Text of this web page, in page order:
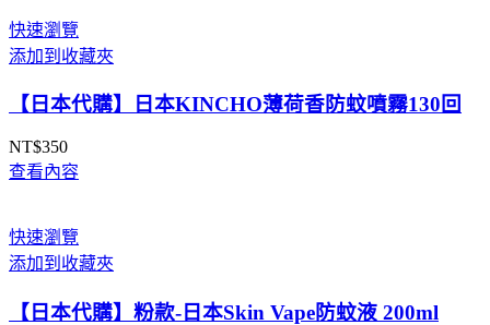
快速瀏覽
添加到收藏夾
【日本代購】日本KINCHO薄荷香防蚊噴霧130回
NT$350
查看內容
快速瀏覽
添加到收藏夾
【日本代購】粉款-日本Skin Vape防蚊液 200ml